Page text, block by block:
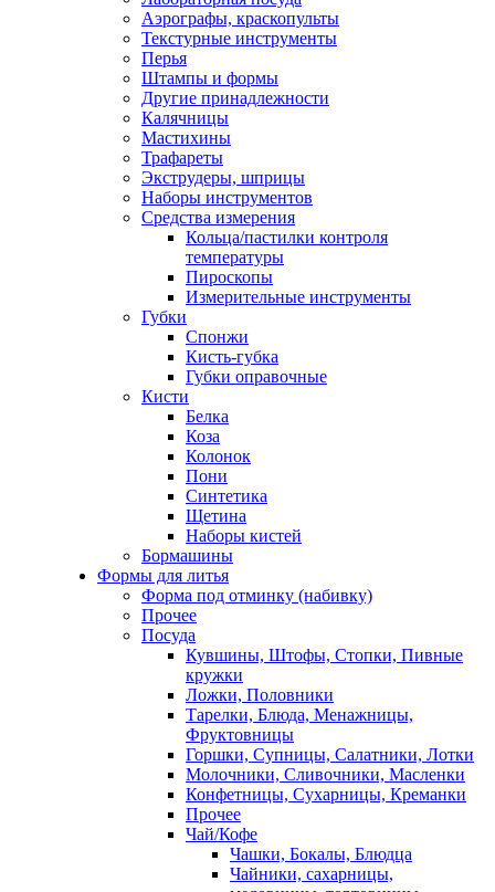
Аэрографы, краскопульты
Текстурные инструменты
Перья
Штампы и формы
Другие принадлежности
Калячницы
Мастихины
Трафареты
Экструдеры, шприцы
Наборы инструментов
Средства измерения
Кольца/пастилки контроля
температуры
Пироскопы
Измерительные инструменты
Губки
Спонжи
Кисть-губка
Губки оправочные
Кисти
Белка
Коза
Колонок
Пони
Синтетика
Щетина
Наборы кистей
Бормашины
Формы для литья
Форма под отминку (набивку)
Прочее
Посуда
Кувшины, Штофы, Стопки, Пивные
кружки
Ложки, Половники
Тарелки, Блюда, Менажницы,
Фруктовницы
Горшки, Супницы, Салатники, Лотки
Молочники, Сливочники, Масленки
Конфетницы, Сухарницы, Креманки
Прочее
Чай/Кофе
Чашки, Бокалы, Блюдца
Чайники, сахарницы,